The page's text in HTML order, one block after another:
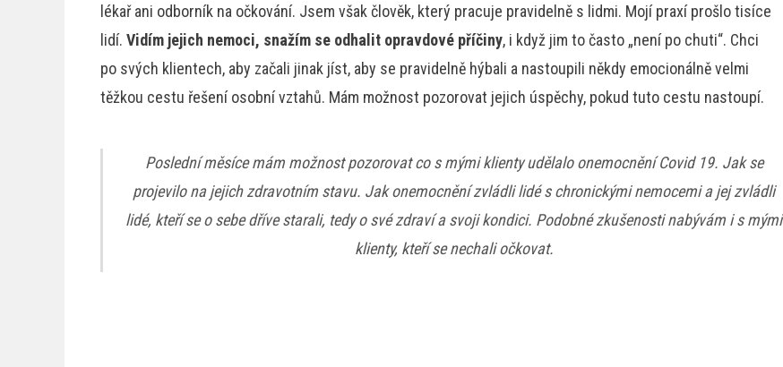
lékař ani odborník na očkování. Jsem však člověk, který pracuje pravidelně s lidmi. Mojí praxí prošlo tisíce
lidí. Vidím jejich nemoci, snažím se odhalit opravdové příčiny, i když jim to často „není po chuti“. Chci
po svých klientech, aby začali jinak jíst, aby se pravidelně hýbali a nastoupili někdy emocionálně velmi
těžkou cestu řešení osobní vztahů. Mám možnost pozorovat jejich úspěchy, pokud tuto cestu nastoupí.
Poslední měsíce mám možnost pozorovat co s mými klienty udělalo onemocnění Covid 19. Jak se
projevilo na jejich zdravotním stavu. Jak onemocnění zvládli lidé s chronickými nemocemi a jej zvládli
lidé, kteří se o sebe dříve starali, tedy o své zdraví a svoji kondici. Podobné zkušenosti nabývám i s mými
klienty, kteří se nechali očkovat.